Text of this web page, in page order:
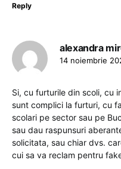
Reply
alexandra
14 noiembrie
Si, cu furturile din scoli, cu
sunt complici la furturi, cu
scolari pe sector sau pe
sau dau raspunsuri
solicitata, sau chiar dvs.
cui sa va reclam pentru